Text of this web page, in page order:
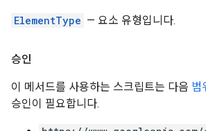
ElementType — 요소 유형입니다.
승인
이 메서드를 사용하는 스크립트는 다음 범
승인이 필요합니다.